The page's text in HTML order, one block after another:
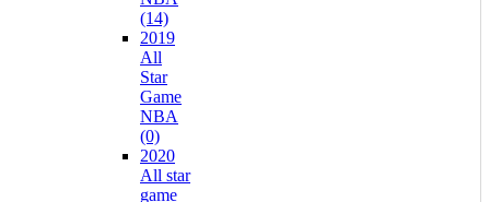
(14)
2019
All
Star
Game
NBA
(0)
2020
All star
game